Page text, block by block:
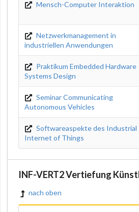
Mensch-Computer Interaktion
Netzwerkmanagement in
industriellen Anwendungen
Praktikum Embedded Hardware
Systems Design
Seminar Communicating
Autonomous Vehicles
Softwareaspekte des Industrial
Internet of Things
INF-VERT2 Vertiefung
nach oben